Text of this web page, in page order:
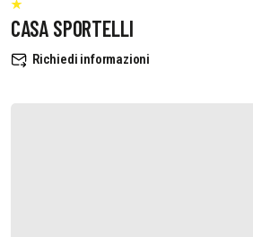
CASA SPORTELLI
Richiedi informazioni